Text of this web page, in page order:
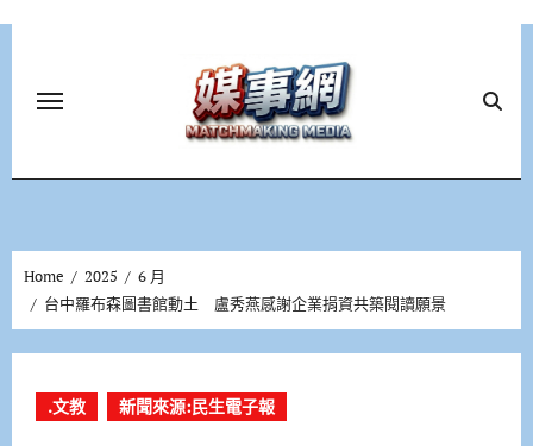
Home 2025
6 月
台中羅布森圖書館動土 盧秀燕感謝企業捐資共築閱讀願景
.文教 新聞來源:民生電子報